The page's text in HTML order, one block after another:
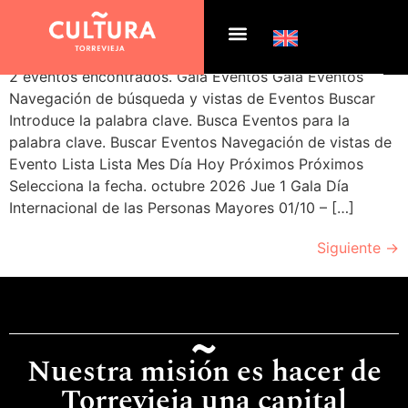
Archivos: Eventos
2 eventos encontrados. Gala Eventos Gala Eventos
Navegación de búsqueda y vistas de Eventos Buscar
Introduce la palabra clave. Busca Eventos para la
palabra clave. Buscar Eventos Navegación de vistas de
Evento Lista Lista Mes Día Hoy Próximos Próximos
Selecciona la fecha. octubre 2026 Jue 1 Gala Día
Internacional de las Personas Mayores 01/10 – […]
Siguiente →
Nuestra misión es hacer de